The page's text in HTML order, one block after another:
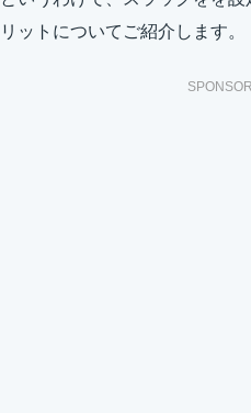
リットについてご紹介します。